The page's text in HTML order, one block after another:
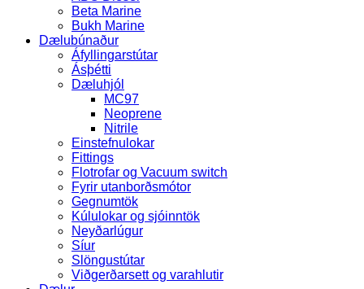
Beta Marine
Bukh Marine
Dælubúnaður
Áfyllingarstútar
Ásþétti
Dæluhjól
MC97
Neoprene
Nitrile
Einstefnulokar
Fittings
Flotrofar og Vacuum switch
Fyrir utanborðsmótor
Gegnumtök
Kúlulokar og sjóinntök
Neyðarlúgur
Síur
Slöngustútar
Viðgerðarsett og varahlutir